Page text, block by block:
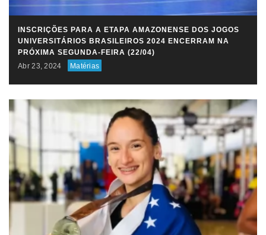
INSCRIÇÕES PARA A ETAPA AMAZONENSE DOS JOGOS
UNIVERSITÁRIOS BRASILEIROS 2024 ENCERRAM NA
PRÓXIMA SEGUNDA-FEIRA (22/04)
Abr 23, 2024
Matérias